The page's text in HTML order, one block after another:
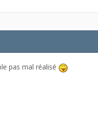
pas mal réalisé